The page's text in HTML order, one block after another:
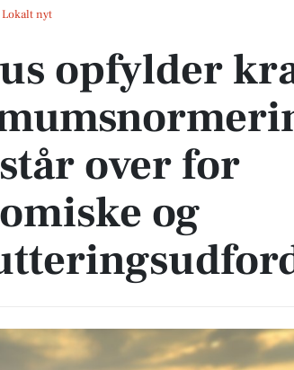
Lokalt nyt
krav om minimumsnormeringer, men står over for
opfylder
over for
og